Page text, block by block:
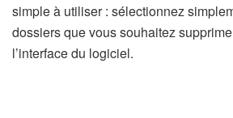
simple à utiliser : sélectionnez
dossiers que vous souhaitez
l’interface du logiciel.